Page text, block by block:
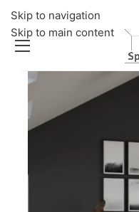
Skip to navigation
Skip to main content